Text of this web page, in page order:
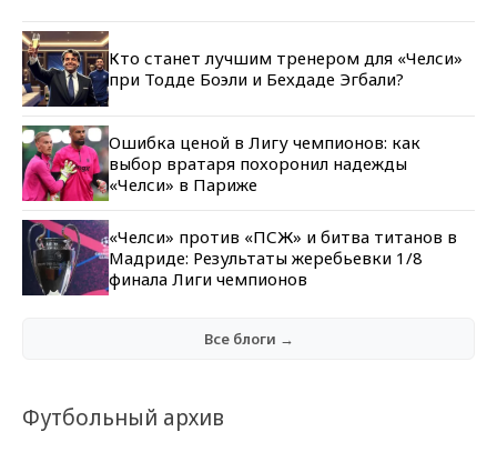
Кто станет лучшим тренером для «Челси»
при Тодде Боэли и Бехдаде Эгбали?
Ошибка ценой в Лигу чемпионов: как
выбор вратаря похоронил надежды
«Челси» в Париже
«Челси» против «ПСЖ» и битва титанов в
Мадриде: Результаты жеребьевки 1/8
финала Лиги чемпионов
Все блоги →
Футбольный архив